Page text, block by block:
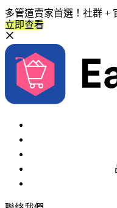
多管道賣家首選！社群 +
立即查看